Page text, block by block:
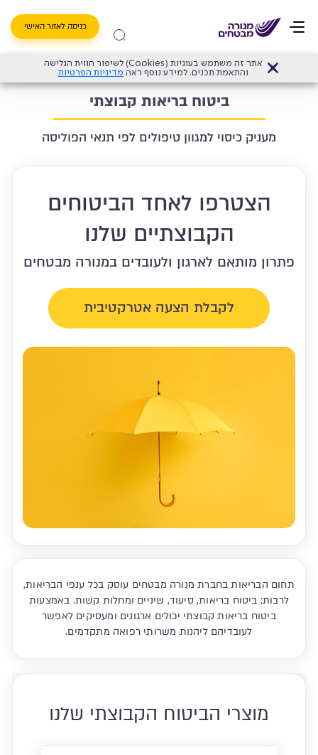
כניסה לאזור האישי
אתר זה משתמש בעוגיות (Cookies) לשיפור חווית הגלישה
והתאמת תכנים. למידע נוסף ראה מדיניות הפרטיות
> ביטוח בריאות פרטי > ביטוח בריאות קבוצתי
ביטוח בריאות קבוצתי
מעניק כיסוי למגוון טיפולים לפי תנאי הפוליסה
הצטרפו לאחד הביטוחים
הקבוצתיים שלנו
פתרון מותאם לארגון ולעובדים במנורה מבטחים
לקבלת הצעה אטרקטיבית
תחום הבריאות בחברת מנורה מבטחים עוסק בכל ענפי הבריאות,
לרבות: ביטוח בריאות, סיעוד, שיניים ומחלות קשות. באמצעות
ביטוח בריאות קבוצתי יכולים ארגונים ומעסיקים לאפשר
לעובדיהם ליהנות משרותי רפואה מתקדמים.
מוצרי הביטוח הקבוצתי שלנו